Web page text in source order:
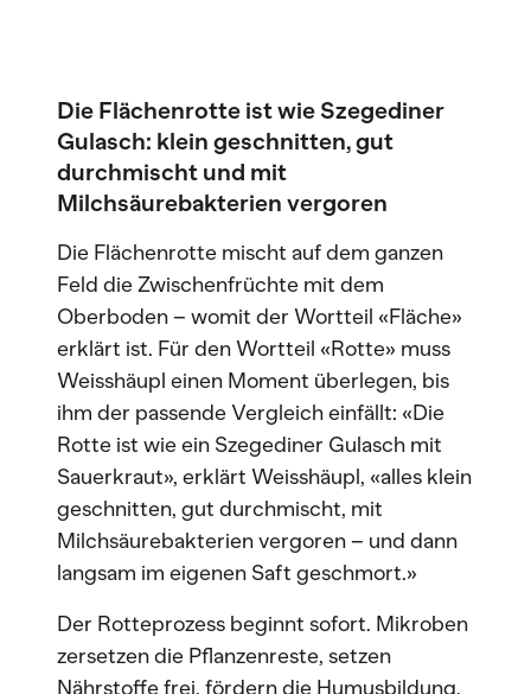
Die Flächenrotte ist wie Szegediner
Gulasch: klein geschnitten, gut
durchmischt und mit
Milchsäurebakterien vergoren
Die Flächenrotte mischt auf dem ganzen
Feld die Zwischenfrüchte mit dem
Oberboden – womit der Wortteil «Fläche»
erklärt ist. Für den Wortteil «Rotte» muss
Weisshäupl einen Moment überlegen, bis
ihm der passende Vergleich einfällt: «Die
Rotte ist wie ein Szegediner Gulasch mit
Sauerkraut», erklärt Weisshäupl, «alles klein
geschnitten, gut durchmischt, mit
Milchsäurebakterien vergoren – und dann
langsam im eigenen Saft geschmort.»
Der Rotteprozess beginnt sofort. Mikroben
zersetzen die Pflanzenreste, setzen
Nährstoffe frei, fördern die Humusbildung.